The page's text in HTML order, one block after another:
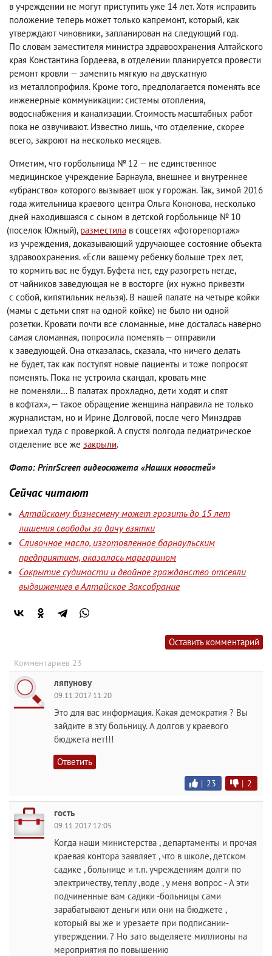
в учреждении не могут приступить уже 14 лет. Хотя исправить
положение теперь может только капремонт, который, как
утверждают чиновники, запланирован на следующий год.
По словам заместителя министра здравоохранения Алтайского
края Константина Гордеева, в отделении планируется провести
ремонт кровли — заменить мягкую на двускатную
из металлопрофиля. Кроме того, предполагается поменять все
инженерные коммуникации: системы отопления,
водоснабжения и канализации. Стоимость масштабных работ
пока не озвучивают. Известно лишь, что отделение, скорее
всего, закроют на несколько месяцев.
Отметим, что горбольница № 12 — не единственное
медицинское учреждение Барнаула, внешнее и внутреннее
«убранство» которого вызывает шок у горожан. Так, зимой 2016
года жительница краевого центра Ольга Кононова, несколько
дней находившаяся с сыном в детской горбольнице № 10
(поселок Южный), разместилав соцсетях «фоторепортаж»
из учреждения, доказывающий удручающее состояние объекта
здравоохранения. «Если вашему ребенку больше трех лет,
то кормить вас не будут. Буфета нет, еду разогреть негде,
от чайников заведующая не в восторге (их нужно привезти
с собой, кипятильник нельзя). В нашей палате на четыре койки
(мамы с детьми спят на одной койке) не было ни одной
розетки. Кровати почти все сломанные, мне досталась наверно
самая сломанная, попросила поменять — отправили
к заведующей. Она отказалась, сказала, что ничего делать
не будет, так как поступят новые пациенты и тоже попросят
поменять. Пока не устроила скандал, кровать мне
не поменяли… В палатах прохладно, дети ходят и спят
в кофтах», — такое обращение женщина направила не только
журналистам, но и Ирине Долговой, после чего Минздрав
приехал туда с проверкой. А спустя полгода педиатрическое
отделение все же закрыли.
Фото: PrinrScreen видеосюжета «Наших новостей»
Сейчас читают
Алтайскому бизнесмену может грозить до 15 лет
лишения свободы за дачу взятки
Сливочное масло, изготовленное барнаульским
предприятием, оказалось маргарином
Сокрытие судимости и двойное гражданство отсеяли
выдвиженцев в Алтайское Заксобрание
Оставить комментарий
Комментариев 23
ляпунову
09.11.2017 11:20
Это для вас информация. Какая демократия ? Вы
зайдите в эту больницу. А долгов у краевого
бюджета нет!!!
Ответить
| 23 | 2
гость
09.11.2017 12:05
Когда наши министерства , департаменты и прочая
краевая контора заявляет , что в школе, детском
садике , больнице и т.п. учреждениям долги по
электричеству, теплу ,воде , у меня вопрос - А эти
подчиненные вам садики -больницы сами
зарабатывают деньги или они на бюджете ,
который вы же и урезаете при подписании-
утверждении. ? Но зато выделяете миллионы на
мероприятия по повышению